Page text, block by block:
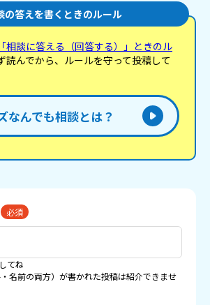
の答えを書くときのルール
相談に答える（回答する）」ときのル
読んでから、ルールを守って投稿して
なんでも相談とは？
必須
てね
名前の両方）が書かれた投稿は紹介できませ